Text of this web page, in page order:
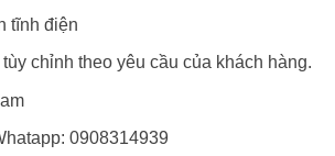
tĩnh điện
chỉnh theo yêu cầu của khách hàng.
0908314939